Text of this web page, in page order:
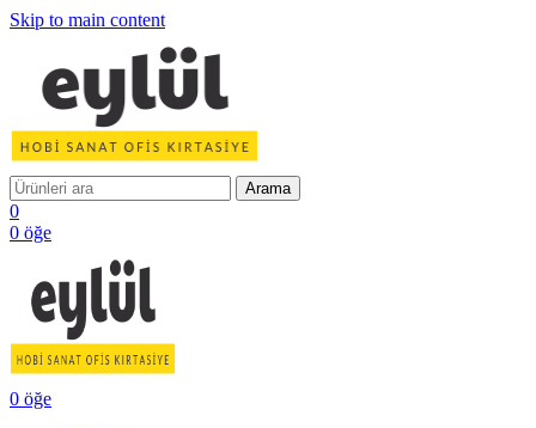
Skip to main content
Arama
0
0 öğe
0 öğe